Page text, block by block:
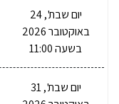
יום שבת', 24
באוקטובר 2026
בשעה 11:00
יום שבת', 31